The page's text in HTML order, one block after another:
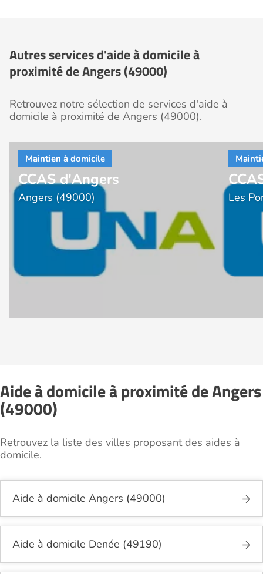
Autres services d'aide à domicile à
proximité de Angers (49000)
Retrouvez notre sélection de services d'aide à
domicile à proximité de Angers (49000).
CCAS d'Angers
Angers (49000) Les
Aide à domicile à proximité de Angers
(49000)
Retrouvez la liste des villes proposant des aides à
domicile.
Aide à domicile Angers (49000)
Aide à domicile Denée (49190)